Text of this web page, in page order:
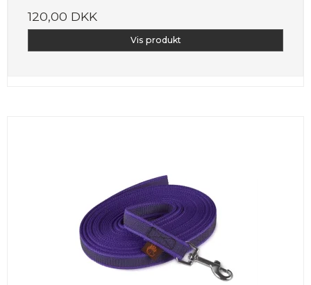
120,00 DKK
Vis produkt